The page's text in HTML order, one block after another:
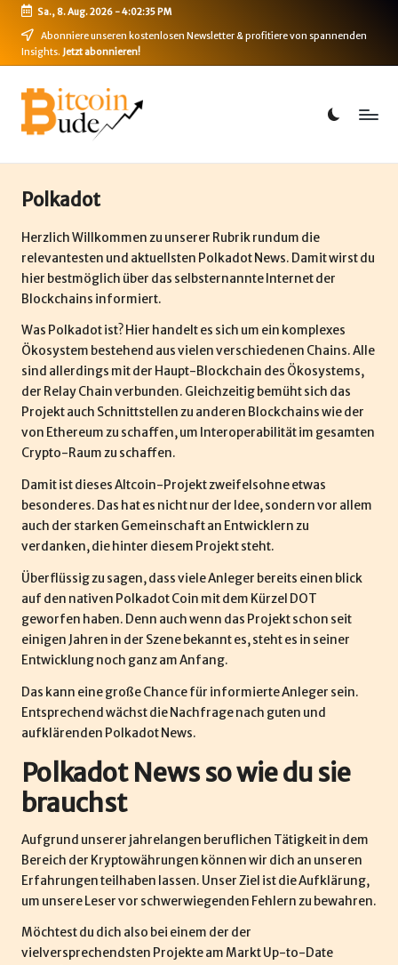
Skip
Sa., 8. Aug. 2026-4:02:35 PM
Abonniere unseren kostenlosen Newsletter & profitiere von spannenden
Insights. Jetzt abonnieren!
B
i
t
c
o
i
n
-
B
u
d
e
Bitcoin,
Ethereum,
DeFi
Polkadot
Herzlich Willkommen zu unserer Rubrik rundum die
relevantesten und aktuellsten Polkadot News. Damit wirst du
hier bestmöglich über das selbsternannte Internet der
Blockchains informiert.
Was Polkadot ist? Hier handelt es sich um ein komplexes
Ökosystem bestehend aus vielen verschiedenen Chains. Alle
sind allerdings mit der Haupt-Blockchain des Ökosystems,
der Relay Chain verbunden. Gleichzeitig bemüht sich das
Projekt auch Schnittstellen zu anderen Blockchains wie der
von Ethereumzu schaffen, um Interoperabilität im gesamten
Crypto-Raum zu schaffen.
Damit ist dieses Altcoin-Projekt zweifelsohne etwas
besonderes. Das hat es nicht nur der Idee, sondern vor allem
auch der starken Gemeinschaft an Entwicklern zu
verdanken, die hinter diesem Projekt steht.
Überflüssig zu sagen, dass viele Anleger bereits einen blick
auf den nativen Polkadot Coin mit dem Kürzel DOT
geworfen haben. Denn auch wenn das Projekt schon seit
einigen Jahren in der Szene bekannt es, steht es in seiner
Entwicklung noch ganz am Anfang.
Das kann eine große Chance für informierte Anleger sein.
Entsprechend wächst die Nachfrage nach guten und
aufklärenden Polkadot News.
Polkadot News so wie du sie
brauchst
Aufgrund unserer jahrelangen beruflichen Tätigkeit in dem
Bereich der Kryptowährungen können wir dich an unseren
Erfahrungen teilhaben lassen. Unser Ziel ist die Aufklärung,
um unsere Leser vor schwerwiegenden Fehlern zu bewahren.
Möchtest du dich also bei einem der der
vielversprechendsten Projekte am Markt Up-to-Date